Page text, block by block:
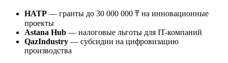
НАТР — гранты до 30 000 000 ₸ на инновационные
проекты
Astana Hub — налоговые льготы для IT-компаний
QazIndustry — субсидии на цифровизацию
производства